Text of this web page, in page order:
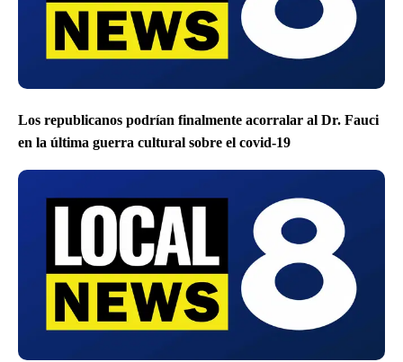
Los republicanos podrían finalmente acorralar al Dr. Fauci
en la última guerra cultural sobre el covid-19